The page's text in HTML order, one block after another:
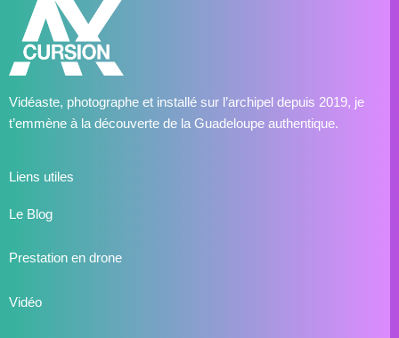
Vidéaste, photographe et installé sur l’archipel depuis 2019, je
t’emmène à la découverte de la Guadeloupe authentique.
Liens utiles
Le Blog
Prestation en drone
Vidéo